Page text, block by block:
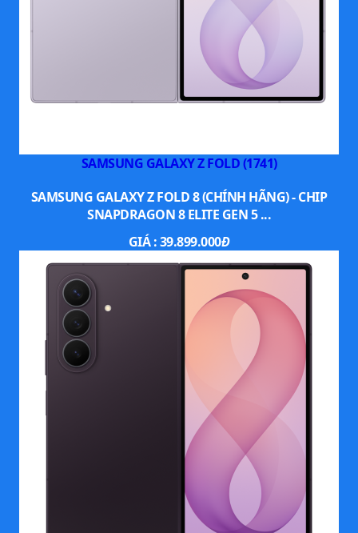
SAMSUNG GALAXY Z FOLD (1741)
SAMSUNG GALAXY Z FOLD 8 (CHÍNH HÃNG) - CHIP
SNAPDRAGON 8 ELITE GEN 5 ...
GIÁ :39.899.000Đ